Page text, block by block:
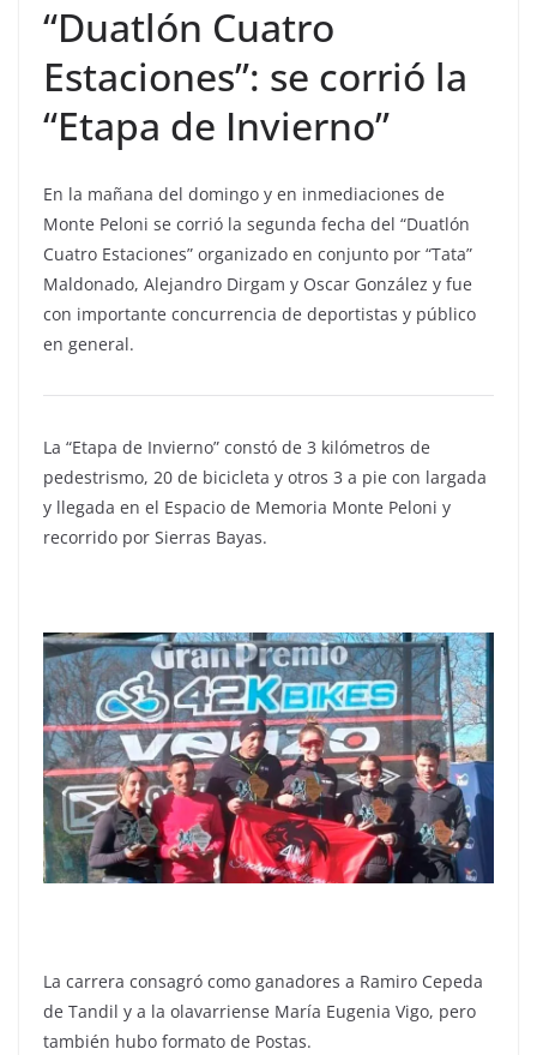
“Duatlón Cuatro
Estaciones”: se corrió la
“Etapa de Invierno”
En la mañana del domingo y en inmediaciones de
Monte Peloni se corrió la segunda fecha del “Duatlón
Cuatro Estaciones” organizado en conjunto por “Tata”
Maldonado, Alejandro Dirgam y Oscar González y fue
con importante concurrencia de deportistas y público
en general.
La “Etapa de Invierno” constó de 3 kilómetros de
pedestrismo, 20 de bicicleta y otros 3 a pie con largada
y llegada en el Espacio de Memoria Monte Peloni y
recorrido por Sierras Bayas.
La carrera consagró como ganadores a Ramiro Cepeda
de Tandil y a la olavarriense María Eugenia Vigo, pero
también hubo formato de Postas.